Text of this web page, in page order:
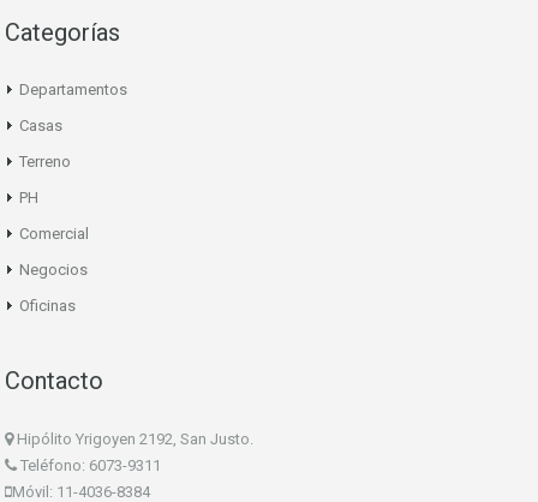
Categorías
Departamentos
Casas
Terreno
PH
Comercial
Negocios
Oficinas
Contacto
Hipólito Yrigoyen 2192, San Justo.
Teléfono: 6073-9311
Móvil: 11-4036-8384